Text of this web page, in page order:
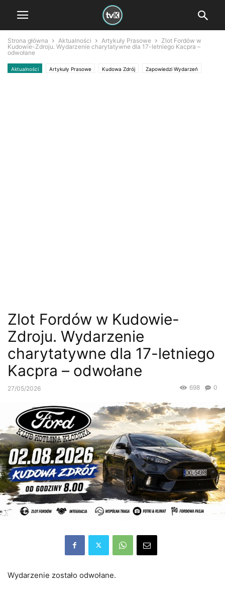
Strona główna Aktualności Artykuły Prasowe
Zlot Fordów w
Kudowie-Zdroju. Wydarzenie charytatywne dla 17-letniego Kacpra –
odwołane
Aktualności Artykuły Prasowe Kudowa Zdrój Zapowiedzi Wydarzeń
Zlot Fordów w Kudowie-
Zdroju. Wydarzenie
charytatywne dla 17-letniego
Kacpra – odwołane
27/05/2026 0
698
Wydarzenie zostało odwołane.